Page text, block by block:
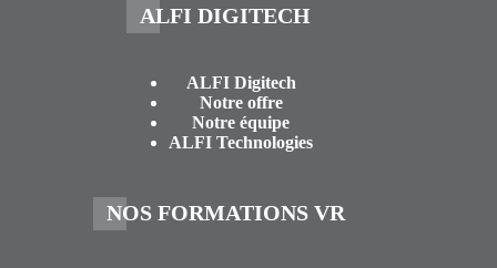
ALFI DIGITECH
ALFI Digitech
Notre offre
Notre équipe
ALFI Technologies
NOS FORMATIONS VR